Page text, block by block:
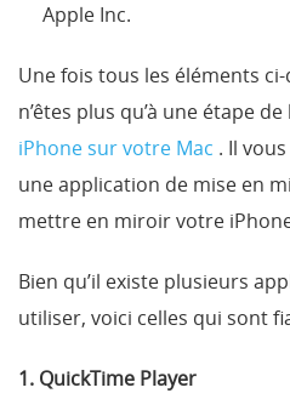
Apple Inc.
Une fois tous les éléments
n’êtes plus qu’à une étape
iPhone sur votre Mac . Il
une application de mise en
mettre en miroir votre
Bien qu’il existe plusieurs
utiliser, voici celles qui sont
1. QuickTime Player